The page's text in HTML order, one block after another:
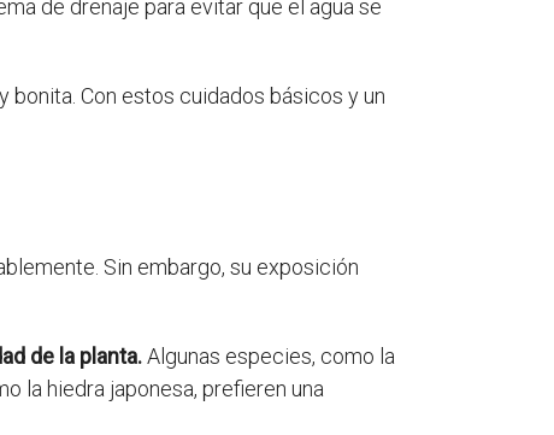
de drenaje para evitar que el agua se
bonita. Con estos cuidados básicos y un
Sin embargo, su exposición
de la planta.Algunas especies, como la
la hiedra japonesa, prefieren una